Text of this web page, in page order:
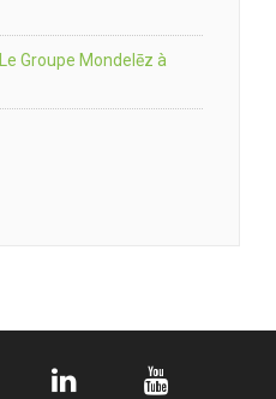
Le Groupe Mondelēz à